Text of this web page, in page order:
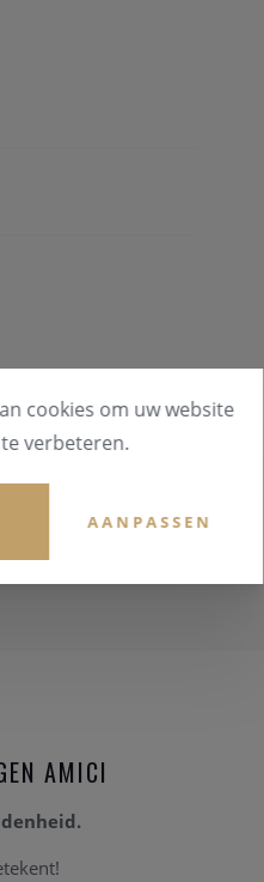
hier je keuze .
AMICI
cookies om uw website
verbeteren.
AANPASSEN